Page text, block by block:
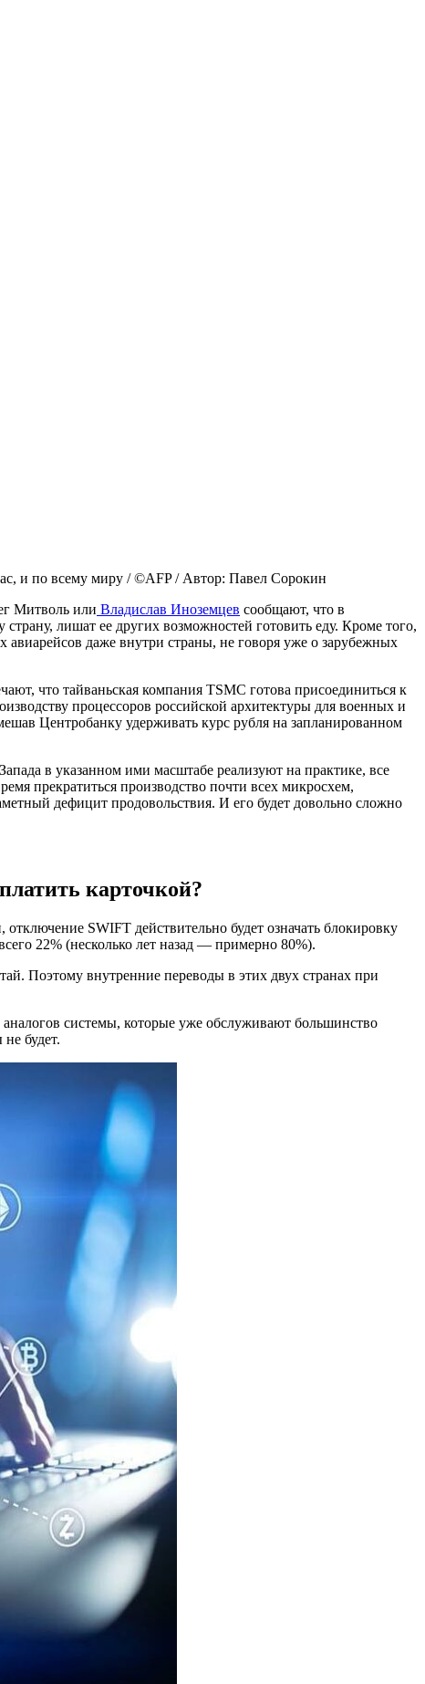
и по всему миру / ©AFP / Автор: Павел Сорокин
Митволь или Владислав Иноземцев сообщают, что в
лишат ее других возможностей готовить еду. Кроме того,
даже внутри страны, не говоря уже о зарубежных
что тайваньская компания TSMC готова присоединиться к
процессоров российской архитектуры для военных и
Центробанку удерживать курс рубля на запланированном
в указанном ими масштабе реализуют на практике, все
прекратиться производство почти всех микросхем,
дефицит продовольствия. И его будет довольно сложно
карточкой?
SWIFT действительно будет означать блокировку
22% (несколько лет назад — примерно 80%).
Поэтому внутренние переводы в этих двух странах при
системы, которые уже обслуживают большинство
будет.